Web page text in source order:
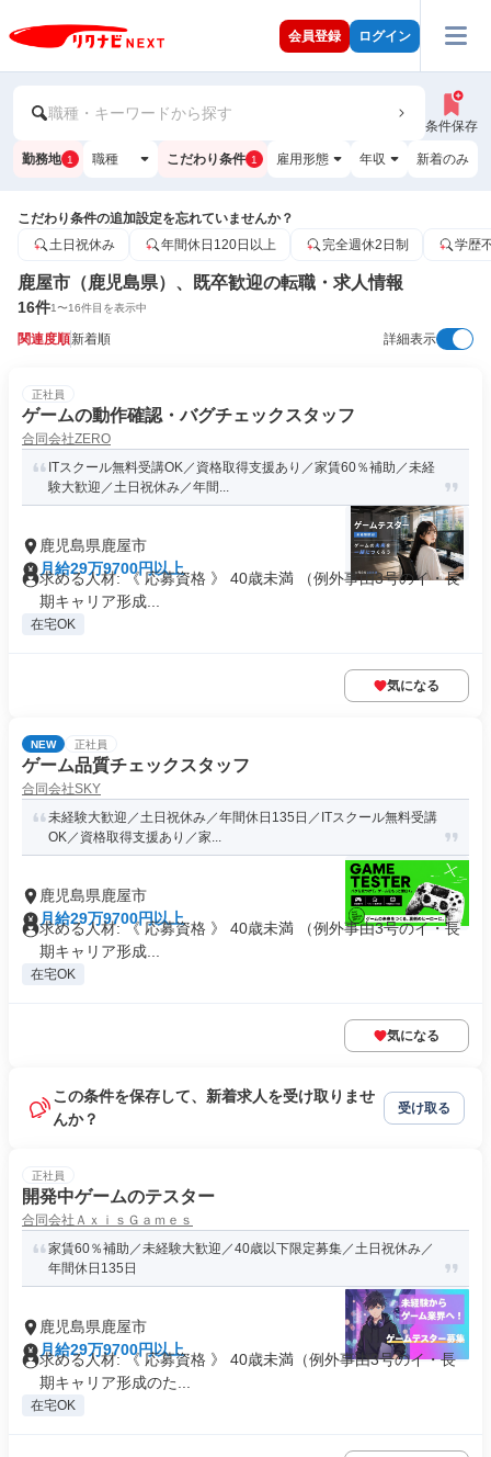
会員登録 ログイン
職種・キーワードから探す
条件保存
勤務地 1 職種 こだわり条件 1 雇用形態 年収 新着のみ
こだわり条件の追加設定を忘れていませんか？
土日祝休み
年間休日120日以上 完全週休2日制 学歴
鹿屋市（鹿児島県）、既卒歓迎の転職・求人情報
16件1〜16件目を表示中
関連度順新着順 詳細表示
正社員
ゲームの動作確認・バグチェックスタッフ
合同会社ZERO
ITスクール無料受講OK／資格取得支援あり／家賃60％補助／未経
験大歓迎／土日祝休み／年間...
鹿児島県鹿屋市
月給29万9700円以上
求める人材: 《 応募資格 》 40歳未満 （例外事由3号のイ・長
期キャリア形成...
在宅OK
気になる
NEW 正社員
ゲーム品質チェックスタッフ
合同会社SKY
未経験大歓迎／土日祝休み／年間休日135日／ITスクール無料受講
OK／資格取得支援あり／家...
鹿児島県鹿屋市
月給29万9700円以上
求める人材: 《 応募資格 》 40歳未満 （例外事由3号のイ・長
期キャリア形成...
在宅OK
気になる
この条件を保存して、新着求人を受け取りませ
んか？
受け取る
正社員
開発中ゲームのテスター
合同会社ＡｘｉｓＧａｍｅｓ
家賃60％補助／未経験大歓迎／40歳以下限定募集／土日祝休み／
年間休日135日
鹿児島県鹿屋市
月給29万9700円以上
求める人材: 《 応募資格 》 40歳未満（例外事由3号のイ・長
期キャリア形成のた...
在宅OK